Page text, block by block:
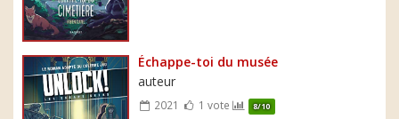
Échappe-toi du musée
auteur
2021 1 vote 8/10